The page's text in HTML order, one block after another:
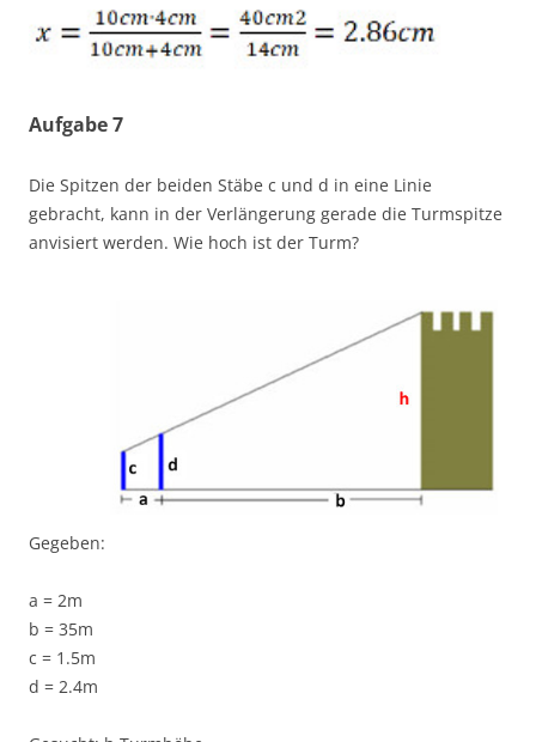
Aufgabe 7
Die Spitzen der beiden Stäbe c und d in eine Linie
gebracht, kann in der Verlängerung gerade die Turmspitze
anvisiert werden. Wie hoch ist der Turm?
Gegeben:
a = 2m
b = 35m
c = 1.5m
d = 2.4m